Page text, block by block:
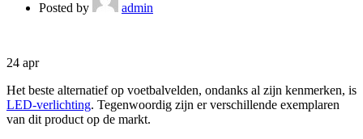
Posted by admin
24 apr
Het beste alternatief op voetbalvelden, ondanks al zijn kenmerken, is
LED-verlichting. Tegenwoordig zijn er verschillende exemplaren
van dit product op de markt.